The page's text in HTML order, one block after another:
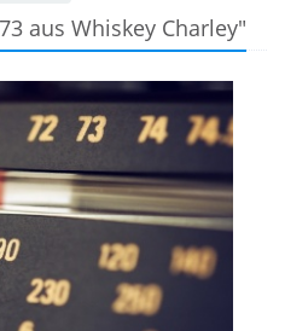
aus Whiskey Charley"